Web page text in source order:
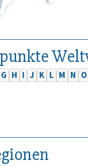
G H I J K L M N O